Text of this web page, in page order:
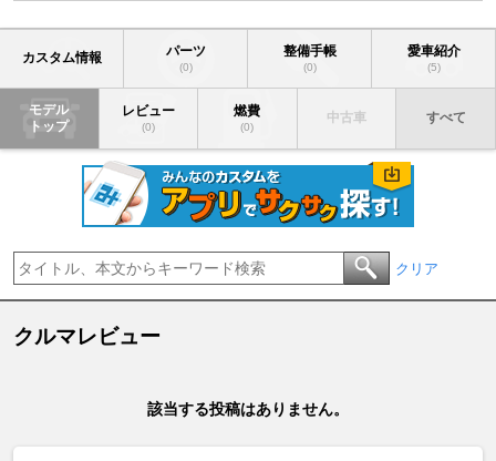
カスタム情報 パーツ
(0)
整備手帳
(0)
愛車紹介
(5)
モデル
トップ
レビュー
(0)
燃費
(0)
中古車 すべて
クリア
クルマレビュー
該当する投稿はありません。